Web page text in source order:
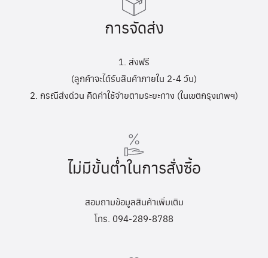
การจัดส่ง
1. ส่งฟรี
(ลูกค้าจะได้รับสินค้าภายใน 2-4 วัน)
2. กรณีส่งด่วน คิดค่าใช้จ่ายตามระยะทาง (ในเขตกรุงเทพฯ)
ไม่มีขั้นต่ำในการสั่งซื้อ
สอบถามข้อมูลสินค้าเพิ่มเติม
โทร. 094-289-8788